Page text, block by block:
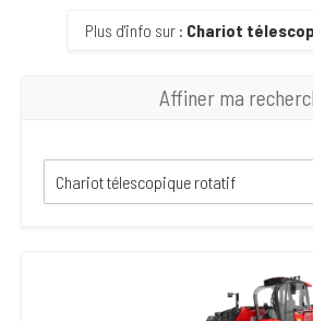
Plus d'info sur : Chariot
Affiner ma